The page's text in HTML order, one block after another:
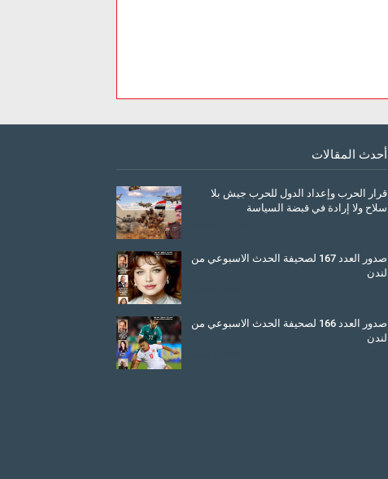
أحدث المقالات
قرار الحرب وإعداد الدول للحرب جيش بلا
سلاح ولا إرادة في قبضة السياسة
صدور العدد 167 لصحيفة الحدث الاسبوعي من
لندن
صدور العدد 166 لصحيفة الحدث الاسبوعي من
لندن